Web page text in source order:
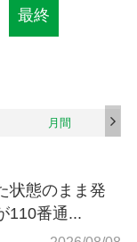
最終
月間
状態のまま発
110番通...